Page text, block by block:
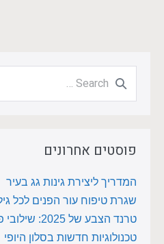
פוסטים אחרונים
המדריך ליצירת גינות גג בעיר
שגרת טיפוח עור הפנים לכל גיל
טרנד הצבע של 2025: שילובי פסטל ונגיעות מטאליות
טכנולוגיות חדשות בסלון היופי